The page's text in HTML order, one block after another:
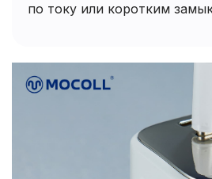
по току или коротким